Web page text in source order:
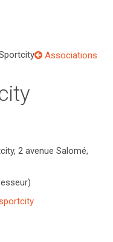
Associations
2 avenue Salomé,